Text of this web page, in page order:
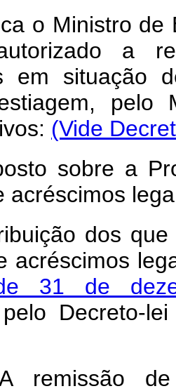
o Ministro de
a
em situação
(Vide
sobre a
acréscimos
dos
acréscimos
31 de
pelo Decreto-
de